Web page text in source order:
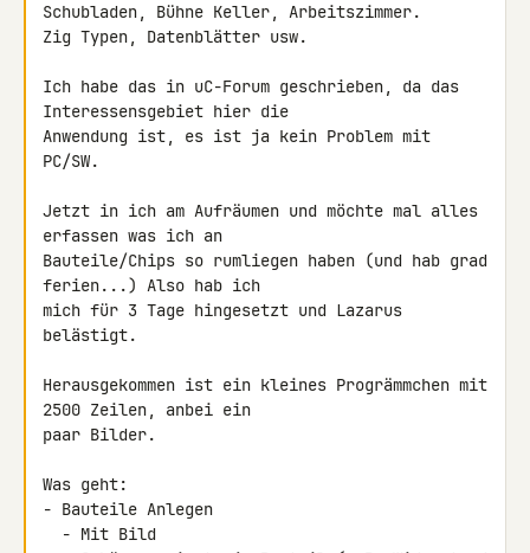
Schubladen, Bühne Keller, Arbeitszimmer.
Zig Typen, Datenblätter usw.
Ich habe das in uC-Forum geschrieben, da das
Interessensgebiet hier die
Anwendung ist, es ist ja kein Problem mit
PC/SW.
Jetzt in ich am Aufräumen und möchte mal alles
erfassen was ich an
Bauteile/Chips so rumliegen haben (und hab grad
ferien...) Also hab ich
mich für 3 Tage hingesetzt und Lazarus
belästigt.
Herausgekommen ist ein kleines Progrämmchen mit
2500 Zeilen, anbei ein
paar Bilder.
Was geht:
- Bauteile Anlegen